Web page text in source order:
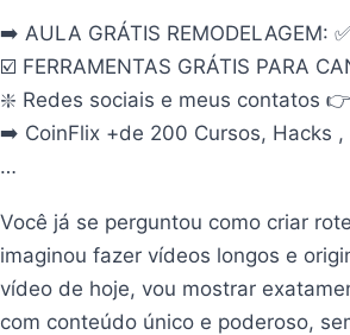
➡️ AULA GRÁTIS REMODELAGEM: ✅
☑️ FERRAMENTAS GRÁTIS PARA
❇️ Redes sociais e meus contatos 👉
➡️ CoinFlix +de 200 Cursos, Hacks ,
…
Você já se perguntou como criar
imaginou fazer vídeos longos e
vídeo de hoje, vou mostrar
com conteúdo único e poderoso,